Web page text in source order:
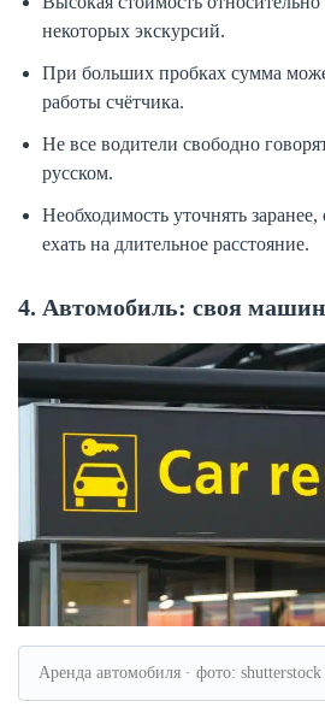
некоторых экскурсий.
При больших пробках сумма
работы счётчика.
Не все водители свободно
русском.
Необходимость уточнять заранее,
ехать на длительное расстояние.
4. Автомобиль: своя
Аренда автомобиля · фото: shutterstock